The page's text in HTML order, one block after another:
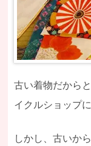
古い着物だから
イクルショップ
しかし、古いか